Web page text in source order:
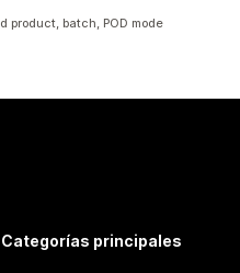
product, batch, POD mode
Categorías principales